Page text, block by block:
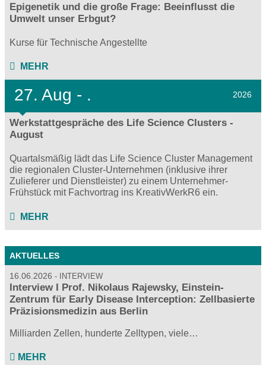
Epigenetik und die große Frage: Beeinflusst die
Umwelt unser Erbgut?
Kurse für Technische Angestellte
MEHR
27. Aug - . 2026
Werkstattgespräche des Life Science Clusters -
August
Quartalsmäßig lädt das Life Science Cluster Management
die regionalen Cluster-Unternehmen (inklusive ihrer
Zulieferer und Dienstleister) zu einem Unternehmer-
Frühstück mit Fachvortrag ins KreativWerkR6 ein.
MEHR
AKTUELLES
16.06.2026 INTERVIEW
Interview I Prof. Nikolaus Rajewsky, Einstein-
Zentrum für Early Disease Interception: Zellbasierte
Präzisionsmedizin aus Berlin
Milliarden Zellen, hunderte Zelltypen, viele…
MEHR